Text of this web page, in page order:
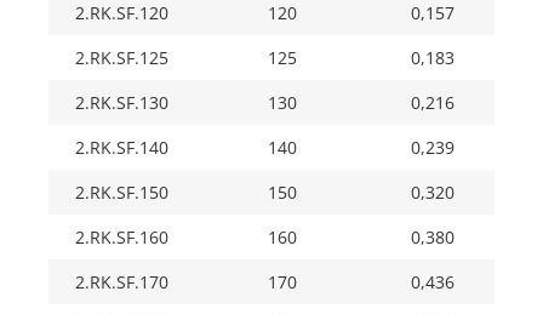
2.RK.SF.120
120
0,157
2.RK.SF.125
125
0,183
2.RK.SF.130
130
0,216
2.RK.SF.140
140
0,239
2.RK.SF.150
150
0,320
2.RK.SF.160
160
0,380
2.RK.SF.170
170
0,436